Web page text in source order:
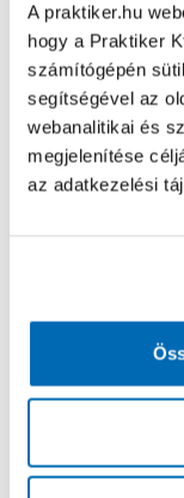
A praktiker.hu
hogy a Praktiker
számítógépén
segítségével az
webanalitikai és
megjelenítése
az adatkezelési